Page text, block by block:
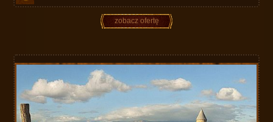
zobacz ofertę